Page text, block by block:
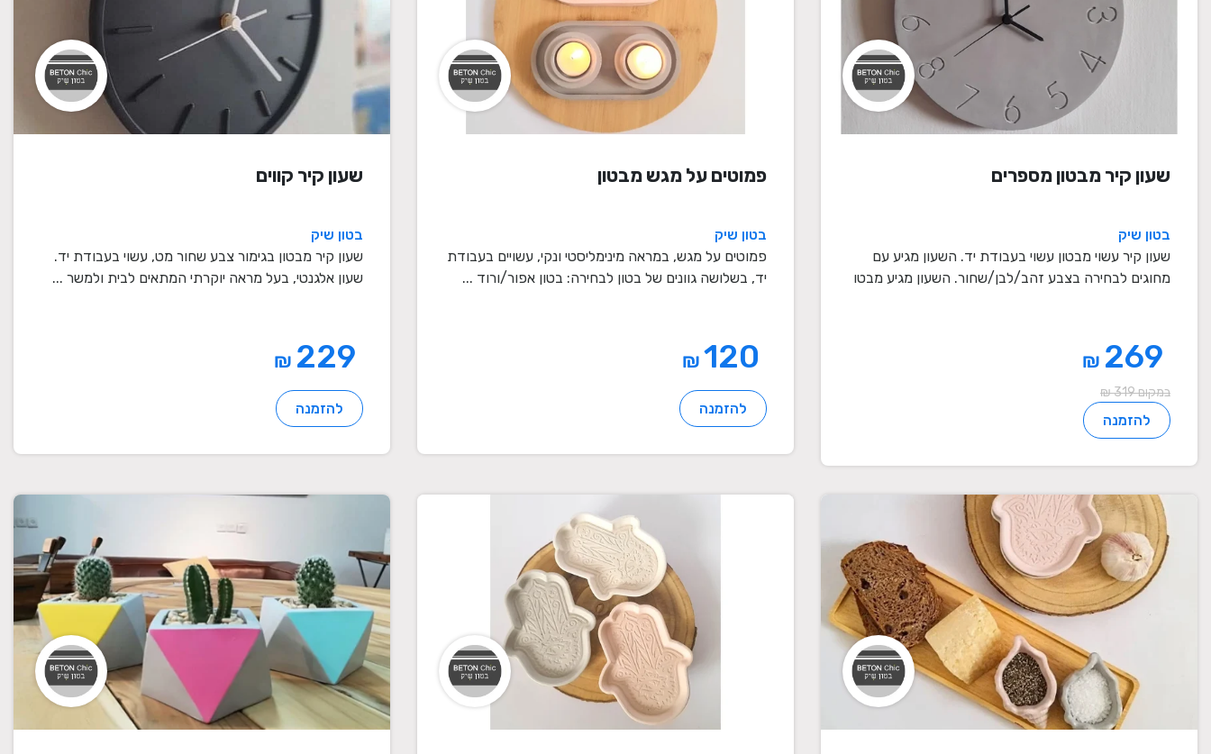
שעון קיר מבטון מספרים
בטון שיק
שעון קיר עשוי מבטון עשוי בעבודת יד. השעון מגיע עם
מחוגים לבחירה בצבע זהב/לבן/שחור. השעון מגיע מבטו
₪
במקום 319 ₪
להזמנה
פמוטים על מגש מבטון
בטון שיק
פמוטים על מגש, במראה מינימליסטי ונקי, עשויים בעבודת
יד, בשלושה גוונים של בטון לבחירה: בטון אפור/ורוד ...
₪
להזמנה
שעון קיר קווים
בטון שיק
שעון קיר מבטון בגימור צבע שחור מט, עשוי בעבודת יד.
שעון אלגנטי, בעל מראה יוקרתי המתאים לבית ולמשר ...
₪
להזמנה